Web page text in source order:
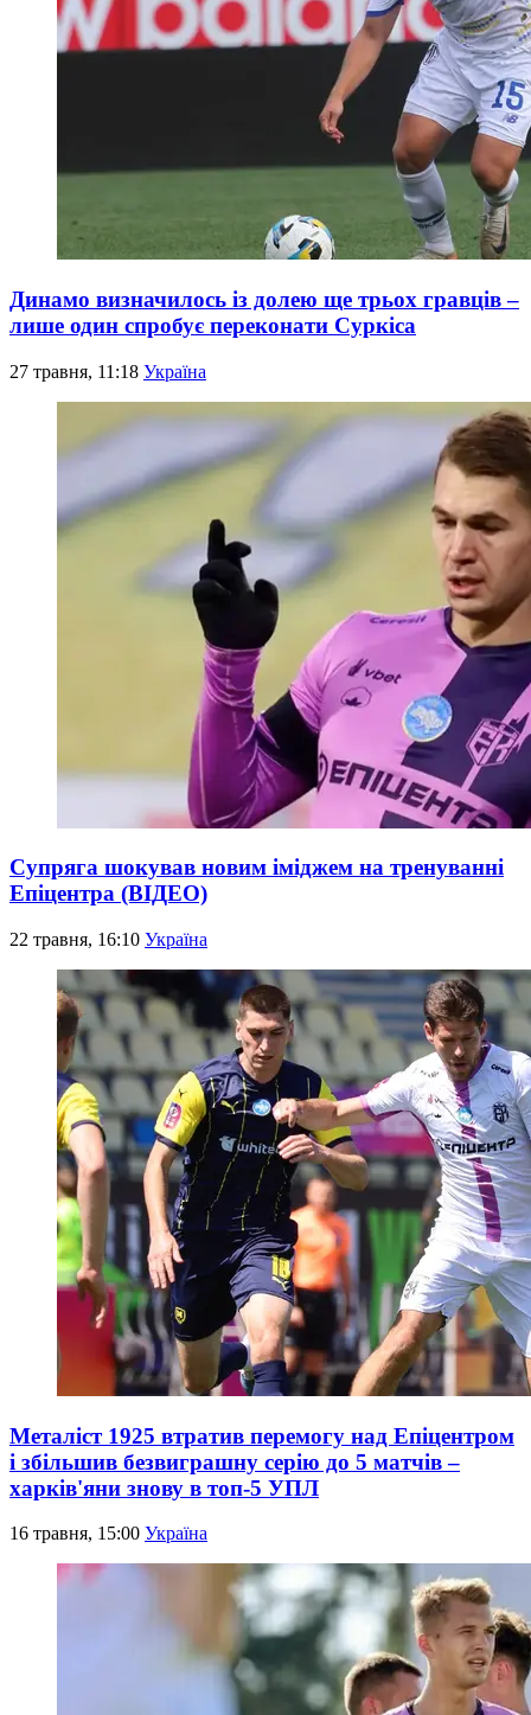
Динамо визначилось із долею ще трьох гравців –
лише один спробує переконати Суркіса
27 травня, 11:18 Україна
Супряга шокував новим іміджем на тренуванні
Епіцентра (ВІДЕО)
22 травня, 16:10 Україна
Металіст 1925 втратив перемогу над Епіцентром
і збільшив безвиграшну серію до 5 матчів –
харків'яни знову в топ-5 УПЛ
16 травня, 15:00 Україна